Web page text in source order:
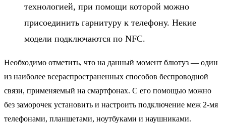
технологией, при помощи которой можно
присоединить гарнитуру к телефону. Некие
модели подключаются по NFC.
Необходимо отметить, что на данный момент блютуз — один
из наиболее всераспространенных способов беспроводной
связи, применяемый на смартфонах. С его помощью можно
без заморочек установить и настроить подключение меж 2-мя
телефонами, планшетами, ноутбуками и наушниками.